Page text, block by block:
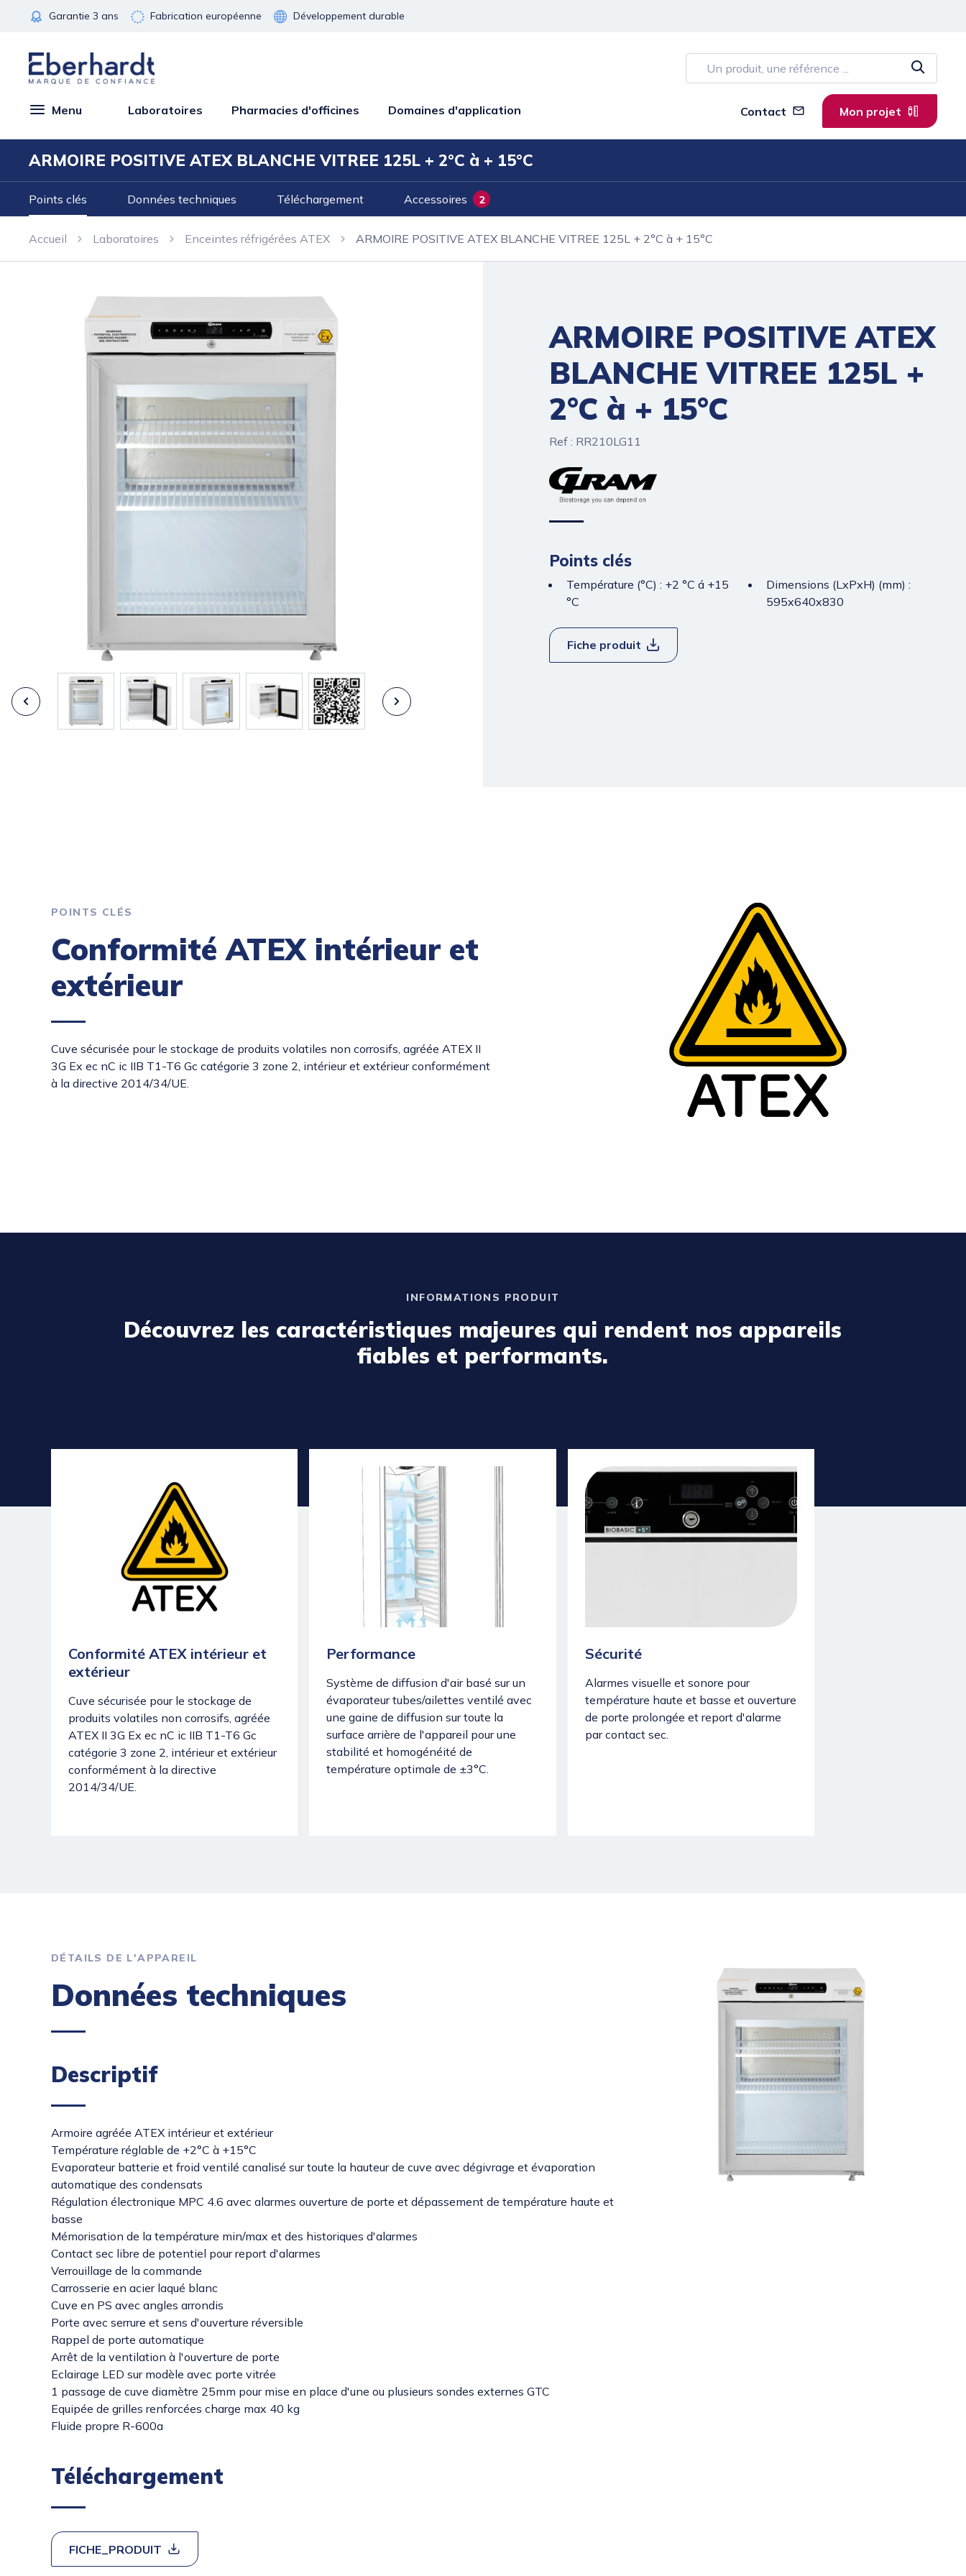
Garantie 3 ans Fabrication européenne Développement durable
Menu Laboratoires Pharmacies d'officines Domaines d'application Contact Mon projet
ARMOIRE POSITIVE ATEX BLANCHE VITREE 125L + 2°C à + 15°C
Points clés Données techniques Téléchargement Accessoires 2
Accueil Laboratoires Enceintes réfrigérées ATEX ARMOIRE POSITIVE ATEX BLANCHE VITREE 125L + 2°C à + 15°C
ARMOIRE POSITIVE ATEX
BLANCHE VITREE 125L +
2°C à + 15°C
Ref : RR210LG11
Points clés
Température (°C) : +2 °C á +15
°C
Dimensions (LxPxH) (mm) :
595x640x830
Fiche produit
POINTS CLÉS
Conformité ATEX intérieur et
extérieur
Cuve sécurisée pour le stockage de produits volatiles non corrosifs, agréée ATEX II
3G Ex ec nC ic IIB T1-T6 Gc catégorie 3 zone 2, intérieur et extérieur conformément
à la directive 2014/34/UE.
INFORMATIONS PRODUIT
Découvrez les caractéristiques majeures qui rendent nos appareils
fiables et performants.
Conformité ATEX intérieur et
extérieur
Cuve sécurisée pour le stockage de
produits volatiles non corrosifs, agréée
ATEX II 3G Ex ec nC ic IIB T1-T6 Gc
catégorie 3 zone 2, intérieur et extérieur
conformément à la directive
2014/34/UE.
Performance
Système de diffusion d'air basé sur un
évaporateur tubes/ailettes ventilé avec
une gaine de diffusion sur toute la
surface arrière de l'appareil pour une
stabilité et homogénéité de
température optimale de ±3°C.
Sécurité
Alarmes visuelle et sonore pour
température haute et basse et ouverture
de porte prolongée et report d'alarme
par contact sec.
DÉTAILS DE L'APPAREIL
Données techniques
Descriptif
Armoire agréée ATEX intérieur et extérieur
Température réglable de +2°C à +15°C
Evaporateur batterie et froid ventilé canalisé sur toute la hauteur de cuve avec dégivrage et évaporation
automatique des condensats
Régulation électronique MPC 4.6 avec alarmes ouverture de porte et dépassement de température haute et
basse
Mémorisation de la température min/max et des historiques d'alarmes
Contact sec libre de potentiel pour report d'alarmes
Verrouillage de la commande
Carrosserie en acier laqué blanc
Cuve en PS avec angles arrondis
Porte avec serrure et sens d'ouverture réversible
Rappel de porte automatique
Arrêt de la ventilation à l'ouverture de porte
Eclairage LED sur modèle avec porte vitrée
1 passage de cuve diamètre 25mm pour mise en place d'une ou plusieurs sondes externes GTC
Equipée de grilles renforcées charge max 40 kg
Fluide propre R-600a
Téléchargement
FICHE_PRODUIT